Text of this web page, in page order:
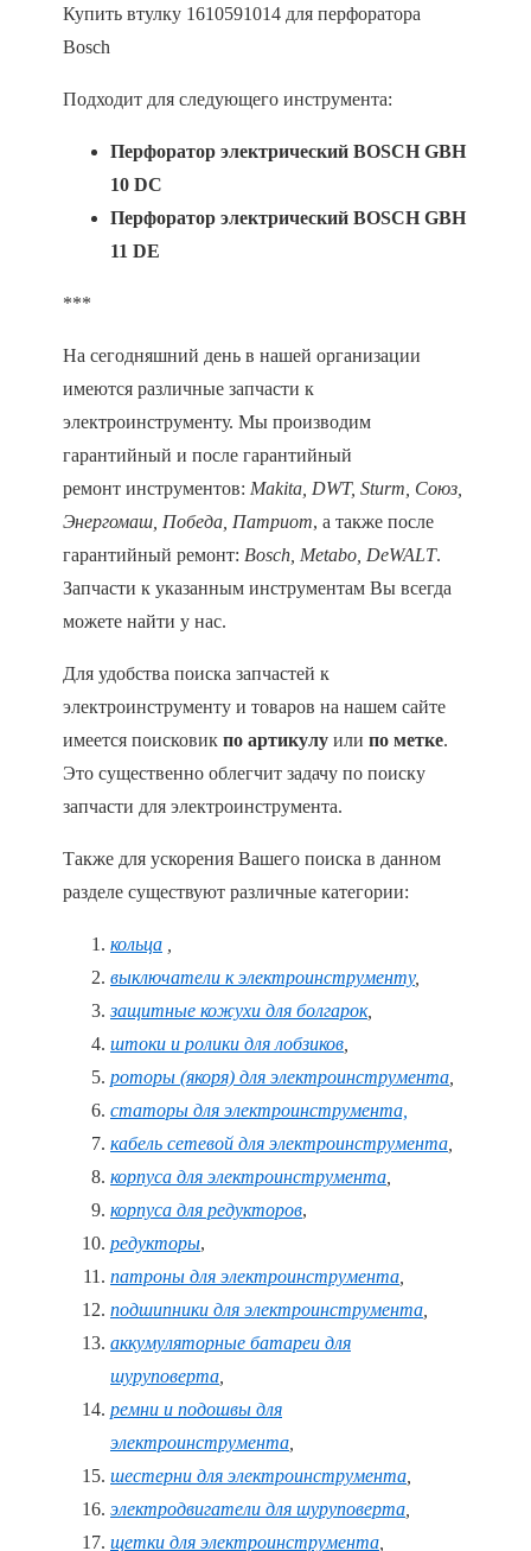
Купить втулку 1610591014 для перфоратора
Bosch
Подходит для следующего инструмента:
Перфоратор электрический BOSCH GBH
10 DC
Перфоратор электрический BOSCH GBH
11 DE
***
На сегодняшний день в нашей организации
имеются различные запчасти к
электроинструменту. Мы производим
гарантийный и после гарантийный
ремонт инструментов: Makita, DWT, Sturm, Союз,
Энергомаш, Победа, Патриот, а также после
гарантийный ремонт: Bosch, Metabo, DeWALT.
Запчасти к указанным инструментам Вы всегда
можете найти у нас.
Для удобства поиска запчастей к
электроинструменту и товаров на нашем сайте
имеется поисковик по артикулу или по метке.
Это существенно облегчит задачу по поиску
запчасти для электроинструмента.
Также для ускорения Вашего поиска в данном
разделе существуют различные категории:
кольца
выключатели к электроинструменту,
защитные кожухи для болгарок,
штоки и ролики для лобзиков
роторы (якоря) для электроинструмента
статоры для электроинструмента,
кабель сетевой для электроинструмента
корпуса для электроинструмента
корпуса для редукторов,
редукторы,
патроны для электроинструмента
подшипники для электроинструмента
аккумуляторные батареи для
шуруповерта
ремни и подошвы для
электроинструмента
шестерни для электроинструмента
электродвигатели для шуруповерта
щетки для электроинструмента